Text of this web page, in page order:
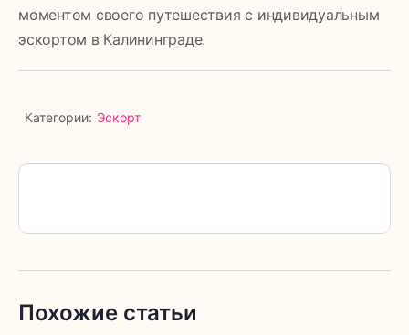
моментом своего путешествия с индивидуальным
эскортом в Калининграде.
Категории: Эскорт
Похожие статьи